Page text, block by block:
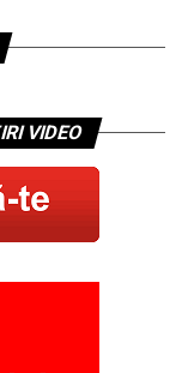
VIDEO